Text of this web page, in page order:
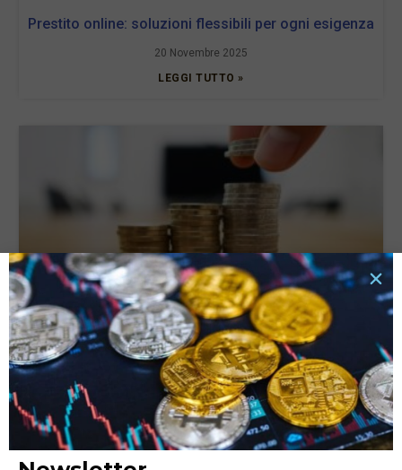
Prestito online: soluzioni flessibili per ogni esigenza
20 Novembre 2025
LEGGI TUTTO »
Tassi di interesse e rata del prestito: quali sono le
connessioni e cosa valutare?
6 Ottobre 2025
LEGGI TUTTO »